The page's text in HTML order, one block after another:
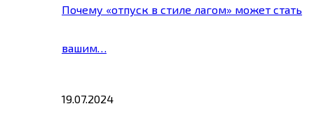
Почему «отпуск в стиле лагом» может стать
вашим…
19.07.2024